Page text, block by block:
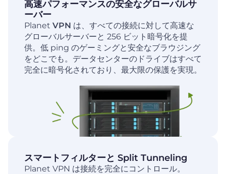
高速パフォーマンスの安全なグローバルサ
ーバー
Planet VPN は、すべての接続に対して高速な
グローバルサーバーと 256 ビット暗号化を提
供。低 ping のゲーミングと安全なブラウジング
をどこでも。データセンターのドライブはすべて
完全に暗号化されており、最大限の保護を実現。
スマートフィルターと Split Tunneling
Planet VPN は接続を完全にコントロール。